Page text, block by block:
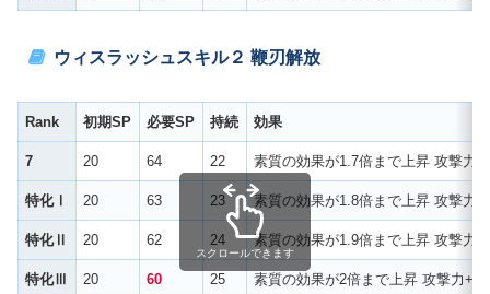
ウィスラッシュスキル２ 鞭刃解放
Rank 初期SP 必要SP 持続 効果
7 20 64 22 素質の効果が1.7倍まで上昇 攻撃力
特化Ⅰ 20 63 23 素質の効果が1.8倍まで上昇 攻撃力
特化Ⅱ 20 62 24 素質の効果が1.9倍まで上昇 攻撃力
特化Ⅲ 20 60 25 素質の効果が2倍まで上昇 攻撃力
スクロールできます